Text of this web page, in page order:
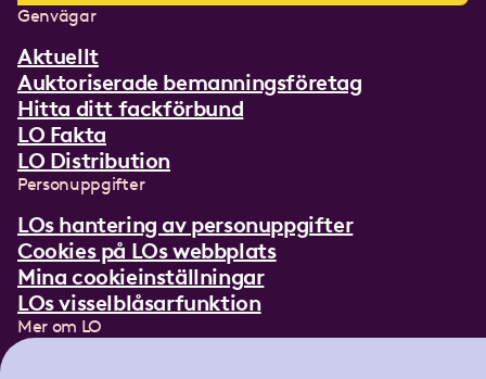
Genvägar
Aktuellt
Auktoriserade bemanningsföretag
Hitta ditt fackförbund
LO Fakta
LO Distribution
Personuppgifter
LOs hantering av personuppgifter
Cookies på LOs webbplats
Mina cookieinställningar
LOs visselblåsarfunktion
Mer om LO